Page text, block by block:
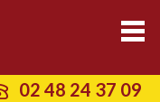
02 48 24 37 09